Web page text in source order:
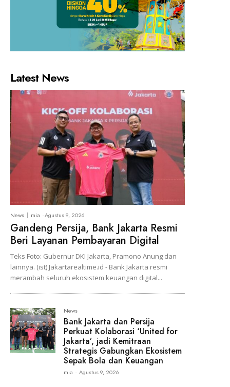
Latest News
News mia -Agustus 9, 2026
Gandeng Persija, Bank Jakarta Resmi
Beri Layanan Pembayaran Digital
Teks Foto: Gubernur DKI Jakarta, Pramono Anung dan
lainnya. (ist) Jakartarealtime.id - Bank Jakarta resmi
merambah seluruh ekosistem keuangan digital...
News
Bank Jakarta dan Persija
Perkuat Kolaborasi ‘United for
Jakarta’, jadi Kemitraan
Strategis Gabungkan Ekosistem
Sepak Bola dan Keuangan
mia - Agustus 9, 2026